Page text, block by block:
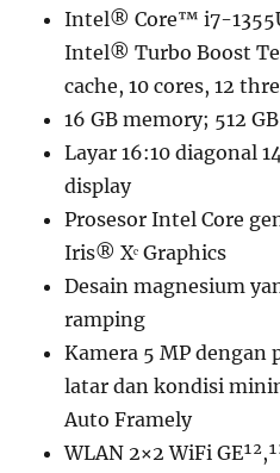
Intel® Core™ i7-
Intel® Turbo Boost
cache, 10 cores, 12
16 GB memory; 512
Layar 16:10 diagonal
display
Prosesor Intel Core
Iris® Xᵉ Graphics
Desain magnesium
ramping
Kamera 5 MP dengan
latar dan kondisi
Auto Framely
WLAN 2×2 WiFi